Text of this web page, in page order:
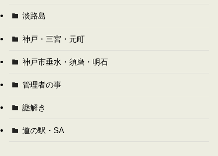
淡路島
神戸・三宮・元町
神戸市垂水・須磨・明石
管理者の事
謎解き
道の駅・SA